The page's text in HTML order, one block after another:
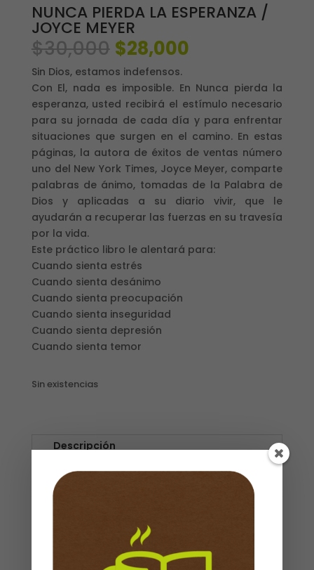
NUNCA PIERDA LA ESPERANZA /
JOYCE MEYER
$30,000 El
precio
original
era:
$30,000.
$28,000El
actual
es:
$28,000.
Sin Dios, estamos indefensos.
Con El, nada es imposible. En Nunca pierda la
esperanza, usted recibirá el estímulo necesario
para su jornada de cada día y para enfrentar
situaciones que surgen en el camino. En estas
páginas, la autora de éxitos de ventas número
uno del New York Times, Joyce Meyer, comparte
palabras de ánimo, tomadas de la Palabra de
Dios y aplicadas a su diario vivir, que le
ayudarán a recuperar las fuerzas en su travesía
por la vida.
Este práctico libro le alentará para:
Cuando sienta estrés
Cuando sienta desánimo
Cuando sienta preocupación
Cuando sienta inseguridad
Cuando sienta depresión
Cuando sienta temor
Sin existencias
Descripción
Valoraciones (0)
la esperanza, usted recibirá el estímulo
necesario para su jornada de cada día y
para enfrentar situaciones que surgen en el